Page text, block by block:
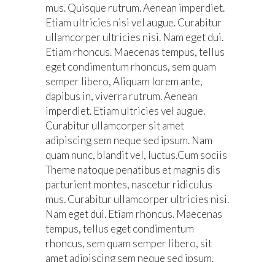
mus. Quisque rutrum. Aenean imperdiet.
Etiam ultricies nisi vel augue. Curabitur
ullamcorper ultricies nisi. Nam eget dui.
Etiam rhoncus. Maecenas tempus, tellus
eget condimentum rhoncus, sem quam
semper libero, Aliquam lorem ante,
dapibus in, viverra rutrum. Aenean
imperdiet. Etiam ultricies vel augue.
Curabitur ullamcorper sit amet
adipiscing sem neque sed ipsum. Nam
quam nunc, blandit vel, luctus.Cum sociis
Theme natoque penatibus et magnis dis
parturient montes, nascetur ridiculus
mus. Curabitur ullamcorper ultricies nisi.
Nam eget dui. Etiam rhoncus. Maecenas
tempus, tellus eget condimentum
rhoncus, sem quam semper libero, sit
amet adipiscing sem neque sed ipsum.